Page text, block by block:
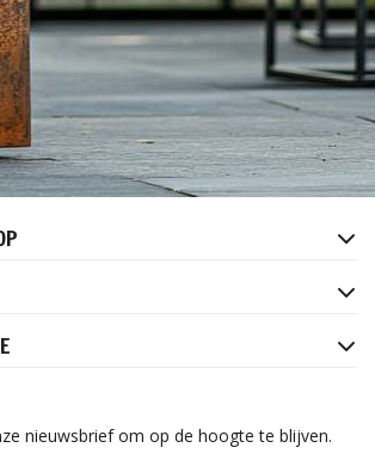
nieuwsbrief om op de hoogte te blijven.